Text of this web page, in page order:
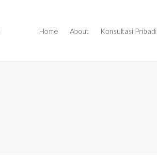
Home About Konsultasi Pribadi